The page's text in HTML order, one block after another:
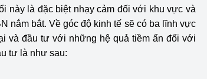
này là đặc biệt nhạy cảm đối với khu vực và
nắm bắt. Về góc độ kinh tế sẽ có ba lĩnh vực
và đầu tư với những hệ quả tiềm ẩn đối với
tư là như sau: